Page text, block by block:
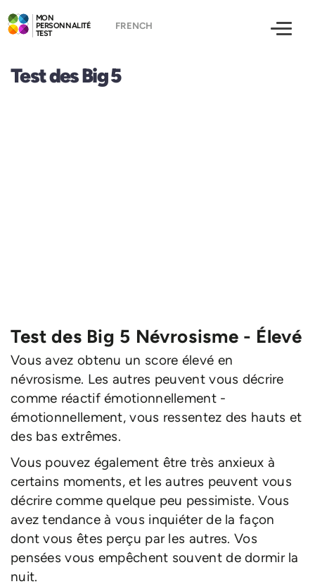
MON
PERSONNALITÉ
TEST
Test des Big 5
Test des Big 5 Névrosisme - Élevé
Vous avez obtenu un score élevé en
névrosisme. Les autres peuvent vous décrire
comme réactif émotionnellement -
émotionnellement, vous ressentez des hauts et
des bas extrêmes.
Vous pouvez également être très anxieux à
certains moments, et les autres peuvent vous
décrire comme quelque peu pessimiste. Vous
avez tendance à vous inquiéter de la façon
dont vous êtes perçu par les autres. Vos
pensées vous empêchent souvent de dormir la
nuit.